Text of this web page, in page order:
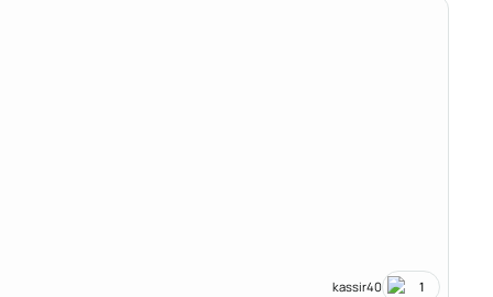
kassir40 1